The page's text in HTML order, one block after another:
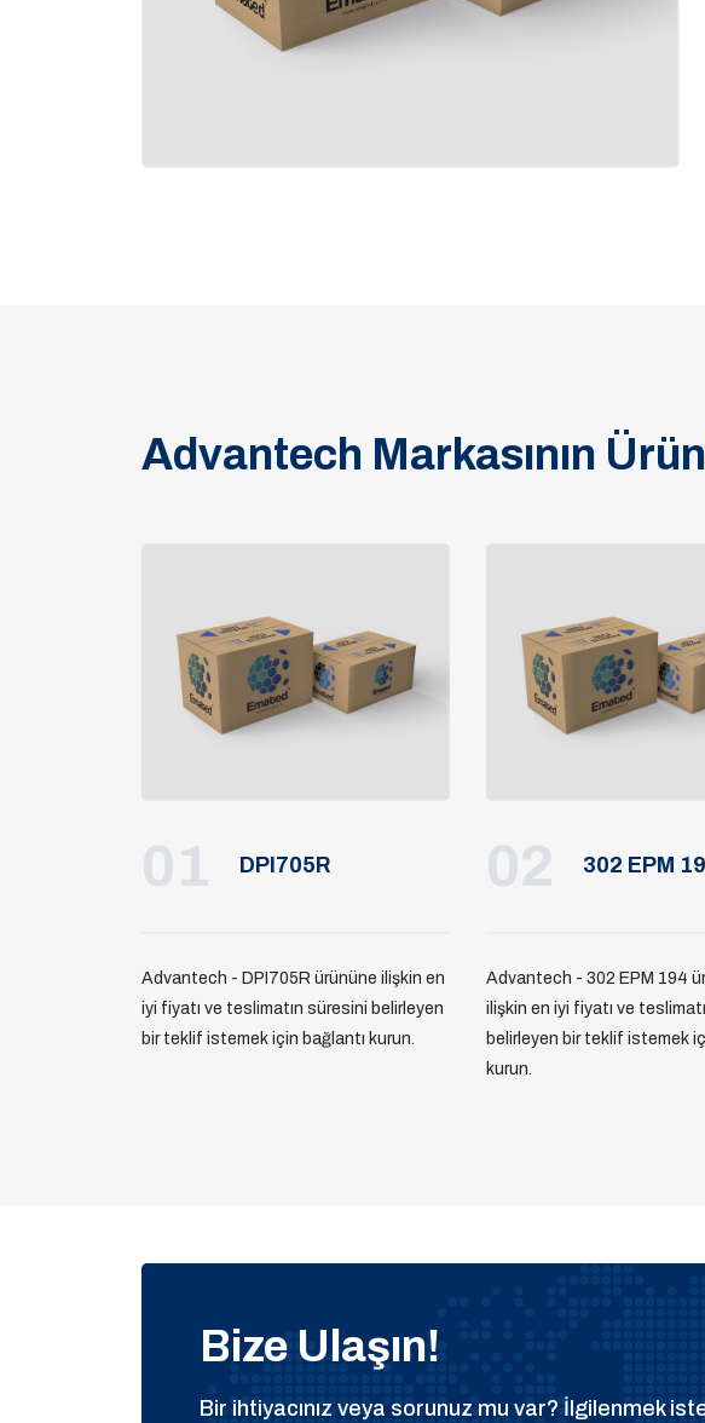
Advantech Markasının
01 DPI705R
Advantech - DPI705R ürününe ilişkin en
iyi fiyatı ve teslimatın süresini belirleyen
bir teklif istemek için bağlantı kurun.
02 302 EPM
Advantech - 302 EPM 194
ilişkin en iyi fiyatı ve
belirleyen bir teklif istemek
kurun.
Bize Ulaşın!
Bir ihtiyacınız veya sorunuz mu var? İlgilenmek